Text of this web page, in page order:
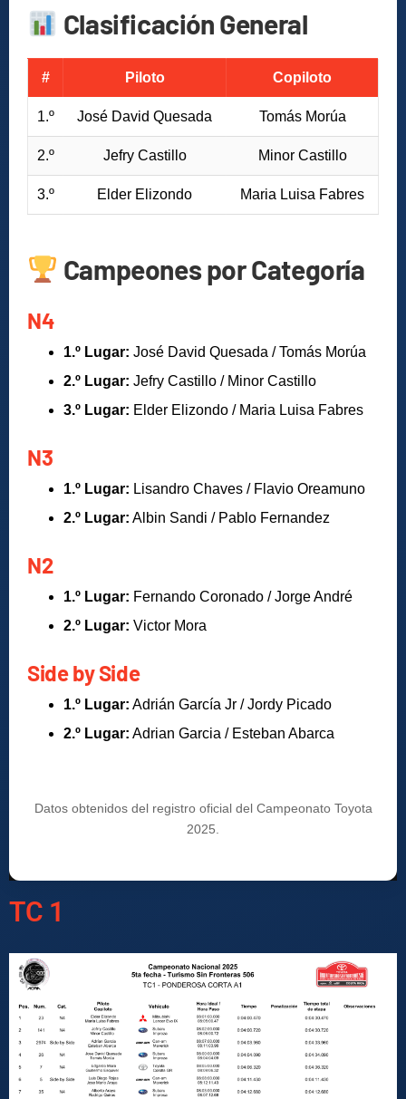
Clasificación General
# Piloto Copiloto
1.º José David Quesada Tomás Morúa
2.º Jefry Castillo Minor Castillo
3.º Elder Elizondo Maria Luisa Fabres
Campeones por Categoría
N4
1.º Lugar: José David Quesada / Tomás Morúa
2.º Lugar: Jefry Castillo / Minor Castillo
3.º Lugar: Elder Elizondo / Maria Luisa Fabres
N3
1.º Lugar: Lisandro Chaves / Flavio Oreamuno
2.º Lugar: Albin Sandi / Pablo Fernandez
N2
1.º Lugar: Fernando Coronado / Jorge André
2.º Lugar: Victor Mora
Side by Side
1.º Lugar: Adrián García Jr / Jordy Picado
2.º Lugar: Adrian Garcia / Esteban Abarca
Datos obtenidos del registro oficial del Campeonato Toyota
2025.
TC 1